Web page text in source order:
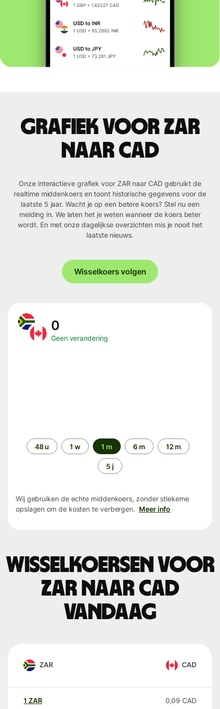
Grafiek voor ZAR
naar CAD
Onze interactieve grafiek voor ZAR naar CAD gebruikt de
realtime middenkoers en toont historische gegevens voor de
laatste 5 jaar. Wacht je op een betere koers? Stel nu een
melding in. We laten het je weten wanneer de koers beter
wordt. En met onze dagelijkse overzichten mis je nooit het
laatste nieuws.
Wisselkoers volgen
0
Geen verandering
Periode48 u 1 w 1 m 6 m 12 m
5 j
Wij gebruiken de echte middenkoers, zonder stiekeme
opslagen om de kosten te verbergen. Meer info
Wisselkoersen voor
ZAR naar CAD
vandaag
ZAR CAD
1 ZAR 0,09 CAD